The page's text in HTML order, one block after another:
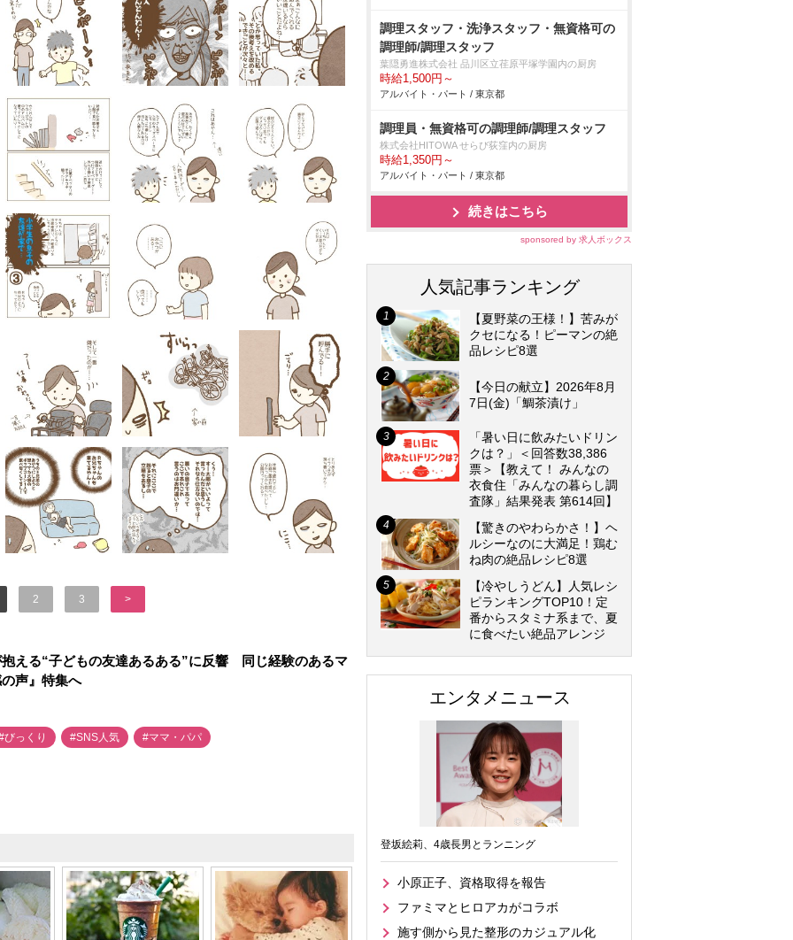
2 3 >
える“子どもの友達あるある”に反響 同じ経験のあるマ
声』特集へ
びっくり #SNS人気 #ママ・パパ
調理スタッフ・洗浄スタッフ・無資格可の
調理師/調理スタッフ
葉隠勇進株式会社 品川区立荏原平塚学園内の厨房
時給1,500円～
アルバイト・パート / 東京都
調理員・無資格可の調理師/調理スタッフ
株式会社HITOWA せらび荻窪内の厨房
時給1,350円～
アルバイト・パート / 東京都
続きはこちら
sponsored by 求人ボックス
人気記事ランキング
【夏野菜の王様！】苦みが
クセになる！ピーマンの絶
品レシピ8選
【今日の献立】2026年8月
7日(金)「鯛茶漬け」
「暑い日に飲みたいドリン
クは？」＜回答数38,386
票＞【教えて！ みんなの
衣食住「みんなの暮らし調
査隊」結果発表 第614回】
【驚きのやわらかさ！】ヘ
ルシーなのに大満足！鶏む
ね肉の絶品レシピ8選
【冷やしうどん】人気レシ
ピランキングTOP10！定
番からスタミナ系まで、夏
に食べたい絶品アレンジ
エンタメニュース
登坂絵莉、4歳長男とランニング
小原正子、資格取得を報告
ファミマとヒロアカがコラボ
施す側から見た整形のカジュアル化